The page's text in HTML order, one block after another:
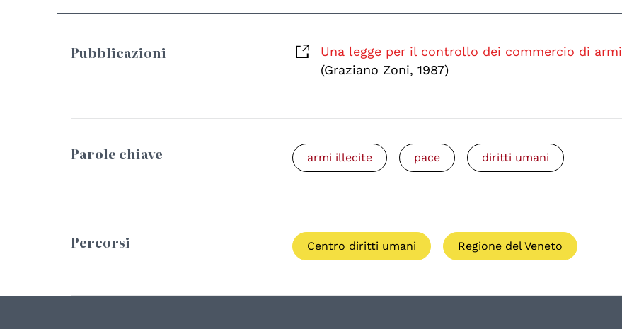
Pubblicazioni
Una legge per il controllo dei commercio di armi
(Graziano Zoni, 1987)
Parole chiave armi illecite pace diritti umani
Percorsi Centro diritti umani Regione del Veneto